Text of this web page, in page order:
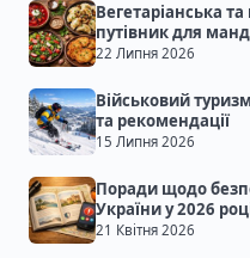
Вегетаріанська та
путівник для
22 Липня 2026
Військовий
та рекомендації
15 Липня 2026
Поради щодо
України у 2026
21 Квітня 2026